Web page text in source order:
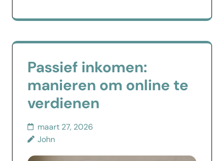
Passief inkomen:
manieren om online te
verdienen
maart 27, 2026
John